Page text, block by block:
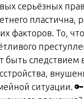
серьёзных
пластична,
факторов. То, что
быть следствием
ситуации.